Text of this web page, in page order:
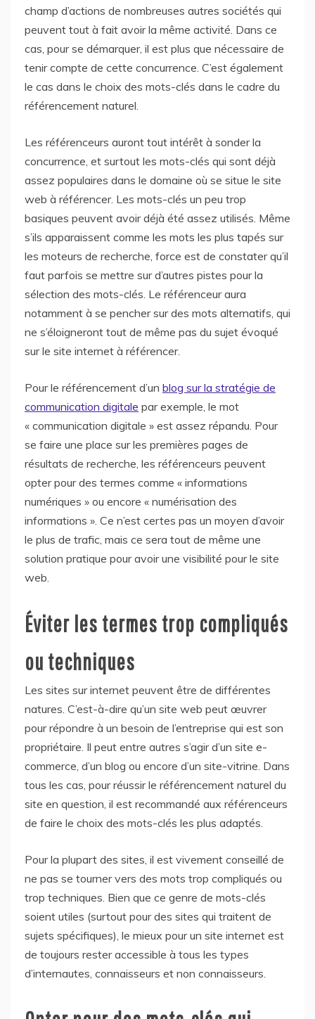
champ d’actions de nombreuses autres sociétés qui
peuvent tout à fait avoir la même activité. Dans ce
cas, pour se démarquer, il est plus que nécessaire de
tenir compte de cette concurrence. C’est également
le cas dans le choix des mots-clés dans le cadre du
référencement naturel.
Les référenceurs auront tout intérêt à sonder la
concurrence, et surtout les mots-clés qui sont déjà
assez populaires dans le domaine où se situe le site
web à référencer. Les mots-clés un peu trop
basiques peuvent avoir déjà été assez utilisés. Même
s’ils apparaissent comme les mots les plus tapés sur
les moteurs de recherche, force est de constater qu’il
faut parfois se mettre sur d’autres pistes pour la
sélection des mots-clés. Le référenceur aura
notamment à se pencher sur des mots alternatifs, qui
ne s’éloigneront tout de même pas du sujet évoqué
sur le site internet à référencer.
Pour le référencement d’un blog sur la stratégie de
communication digitale par exemple, le mot
« communication digitale » est assez répandu. Pour
se faire une place sur les premières pages de
résultats de recherche, les référenceurs peuvent
opter pour des termes comme « informations
numériques » ou encore « numérisation des
informations ». Ce n’est certes pas un moyen d’avoir
le plus de trafic, mais ce sera tout de même une
solution pratique pour avoir une visibilité pour le site
web.
Éviter les termes trop compliqués
ou techniques
Les sites sur internet peuvent être de différentes
natures. C’est-à-dire qu’un site web peut œuvrer
pour répondre à un besoin de l’entreprise qui est son
propriétaire. Il peut entre autres s’agir d’un site e-
commerce, d’un blog ou encore d’un site-vitrine. Dans
tous les cas, pour réussir le référencement naturel du
site en question, il est recommandé aux référenceurs
de faire le choix des mots-clés les plus adaptés.
Pour la plupart des sites, il est vivement conseillé de
ne pas se tourner vers des mots trop compliqués ou
trop techniques. Bien que ce genre de mots-clés
soient utiles (surtout pour des sites qui traitent de
sujets spécifiques), le mieux pour un site internet est
de toujours rester accessible à tous les types
d’internautes, connaisseurs et non connaisseurs.